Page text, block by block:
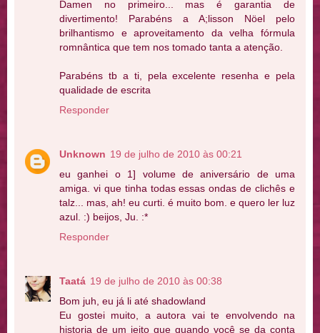
Damen no primeiro... mas é garantia de
divertimento! Parabéns a A;lisson Nöel pelo
brilhantismo e aproveitamento da velha fórmula
romnântica que tem nos tomado tanta a atenção.
Parabéns tb a ti, pela excelente resenha e pela
qualidade de escrita
Responder
Unknown 19 de julho de 2010 às 00:21
eu ganhei o 1] volume de aniversário de uma
amiga. vi que tinha todas essas ondas de clichês e
talz... mas, ah! eu curti. é muito bom. e quero ler luz
azul. :) beijos, Ju. :*
Responder
Taatá 19 de julho de 2010 às 00:38
Bom juh, eu já li até shadowland
Eu gostei muito, a autora vai te envolvendo na
historia de um jeito que quando você se da conta